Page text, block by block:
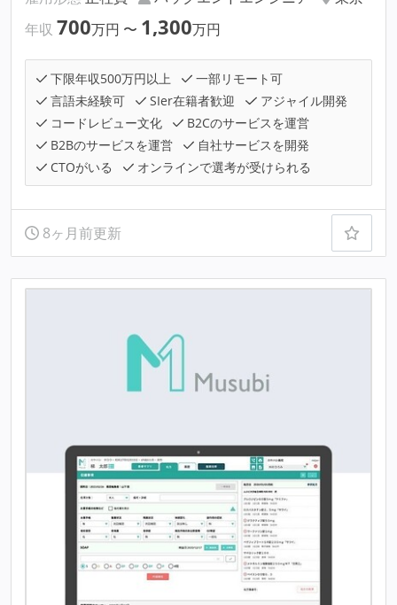
年収 700万円 〜 1,300万円
下限年収500万円以上
一部リモート可
言語未経験可
SIer在籍者歓迎
アジャイル開発
コードレビュー文化
B2Cのサービスを運営
B2Bのサービスを運営
自社サービスを開発
CTOがいる
オンラインで選考が受けられる
8ヶ月前更新